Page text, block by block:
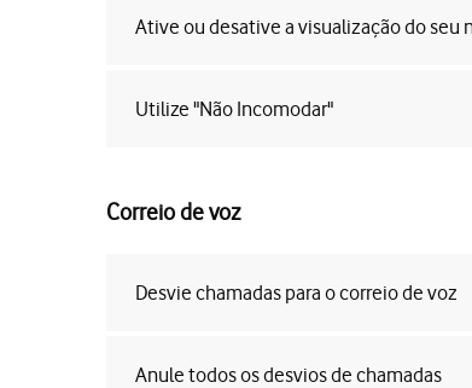
Ative ou desative a visualização do seu
Utilize "Não Incomodar"
Correio de voz
Desvie chamadas para o correio de voz
Anule todos os desvios de chamadas